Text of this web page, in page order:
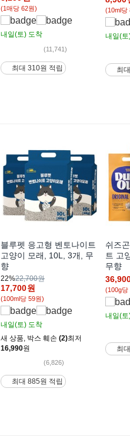
(1매당 62원)
내일(토) 도착
(11,741)
최대 310원 적립
(10ml당
내일(
최
블루펫 응고형 벤토나이트
고양이 모래, 10L, 3개, 무
향
22%22,700원
17,700원
(100ml당 59원)
내일(토) 도착
새 상품 박스 훼손 (2)최저
16,990원
(6,826)
최대 885원 적립
쉬즈
트 고
무향
(100g당
내일(
최